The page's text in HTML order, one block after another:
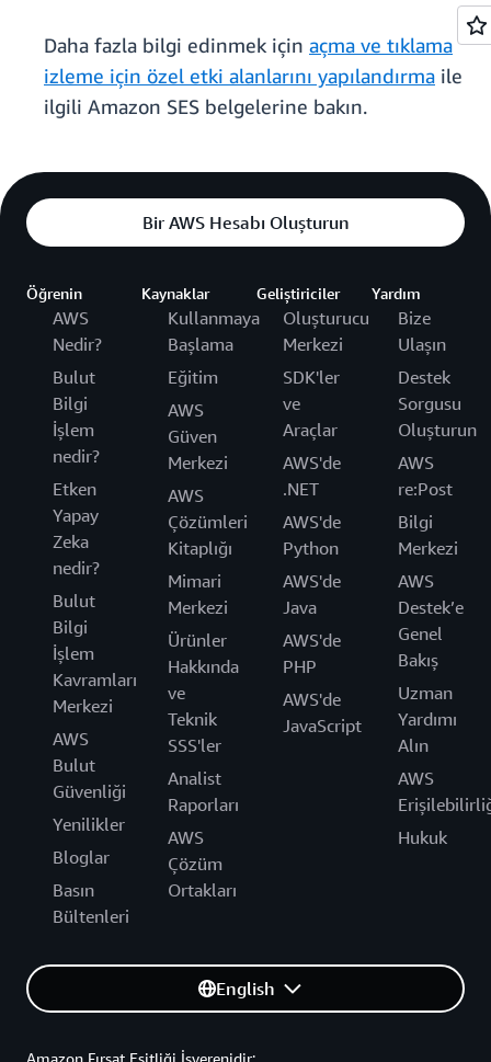
Daha fazla bilgi edinmek için açma ve tıklama
izleme için özel etki alanlarını yapılandırma ile
ilgili Amazon SES belgelerine bakın.
Bir AWS Hesabı Oluşturun
Öğrenin
AWS
Nedir?
Bulut
Bilgi
İşlem
nedir?
Etken
Yapay
Zeka
nedir?
Bulut
Bilgi
İşlem
Kavramları
Merkezi
AWS
Bulut
Güvenliği
Yenilikler
Bloglar
Basın
Bültenleri
Kaynaklar
Kullanmaya
Başlama
Eğitim
AWS
Güven
Merkezi
AWS
Çözümleri
Kitaplığı
Mimari
Merkezi
Ürünler
Hakkında
ve
Teknik
SSS'ler
Analist
Raporları
AWS
Çözüm
Ortakları
Geliştiriciler
Oluşturucu
Merkezi
SDK'ler
ve
Araçlar
AWS'de
.NET
AWS'de
Python
AWS'de
Java
AWS'de
PHP
AWS'de
JavaScript
Yardım
Bize
Ulaşın
Destek
Sorgusu
Oluşturun
AWS
re:Post
Bilgi
Merkezi
AWS
Destek’e
Genel
Bakış
Uzman
Yardımı
Alın
AWS
Hukuk
English